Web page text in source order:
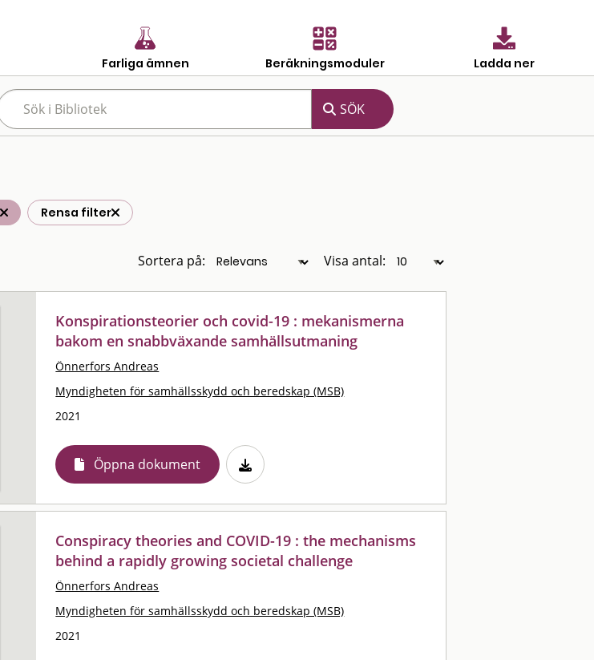
Farliga ämnen Beräkningsmoduler Ladda ner
Rensa filter
Sortera på: Visa antal:
Konspirationsteorier och covid-19 : mekanismerna
bakom en snabbväxande samhällsutmaning
Önnerfors Andreas
Myndigheten för samhällsskydd och beredskap (MSB)
2021
Öppna dokument
Conspiracy theories and COVID-19 : the mechanisms
behind a rapidly growing societal challenge
Önnerfors Andreas
Myndigheten för samhällsskydd och beredskap (MSB)
2021